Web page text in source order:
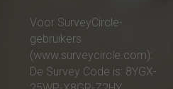
Voor SurveyCircle-
gebruikers
(www.surveycircle.com):
De Survey Code is: 8YGX-